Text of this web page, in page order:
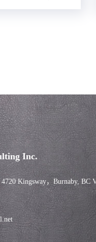
Inc.
Kingsway，Burnaby, BC